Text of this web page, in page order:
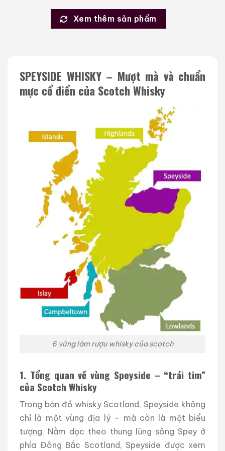
Xem thêm sản phẩm
SPEYSIDE WHISKY – Mượt mà và chuẩn
mực cổ điển của Scotch Whisky
6 vùng làm rượu whisky của scotch
1. Tổng quan về vùng Speyside – “trái tim”
của Scotch Whisky
Trong bản đồ whisky Scotland, Speyside không
chỉ là một vùng địa lý – mà còn là một biểu
tượng. Nằm dọc theo thung lũng sông Spey ở
phía Đông Bắc Scotland, Speyside được xem